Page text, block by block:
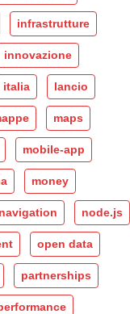
infrastrutture
innovazione
italia lancio
maps
mobile-app
money
navigation node.js
open data
partnerships